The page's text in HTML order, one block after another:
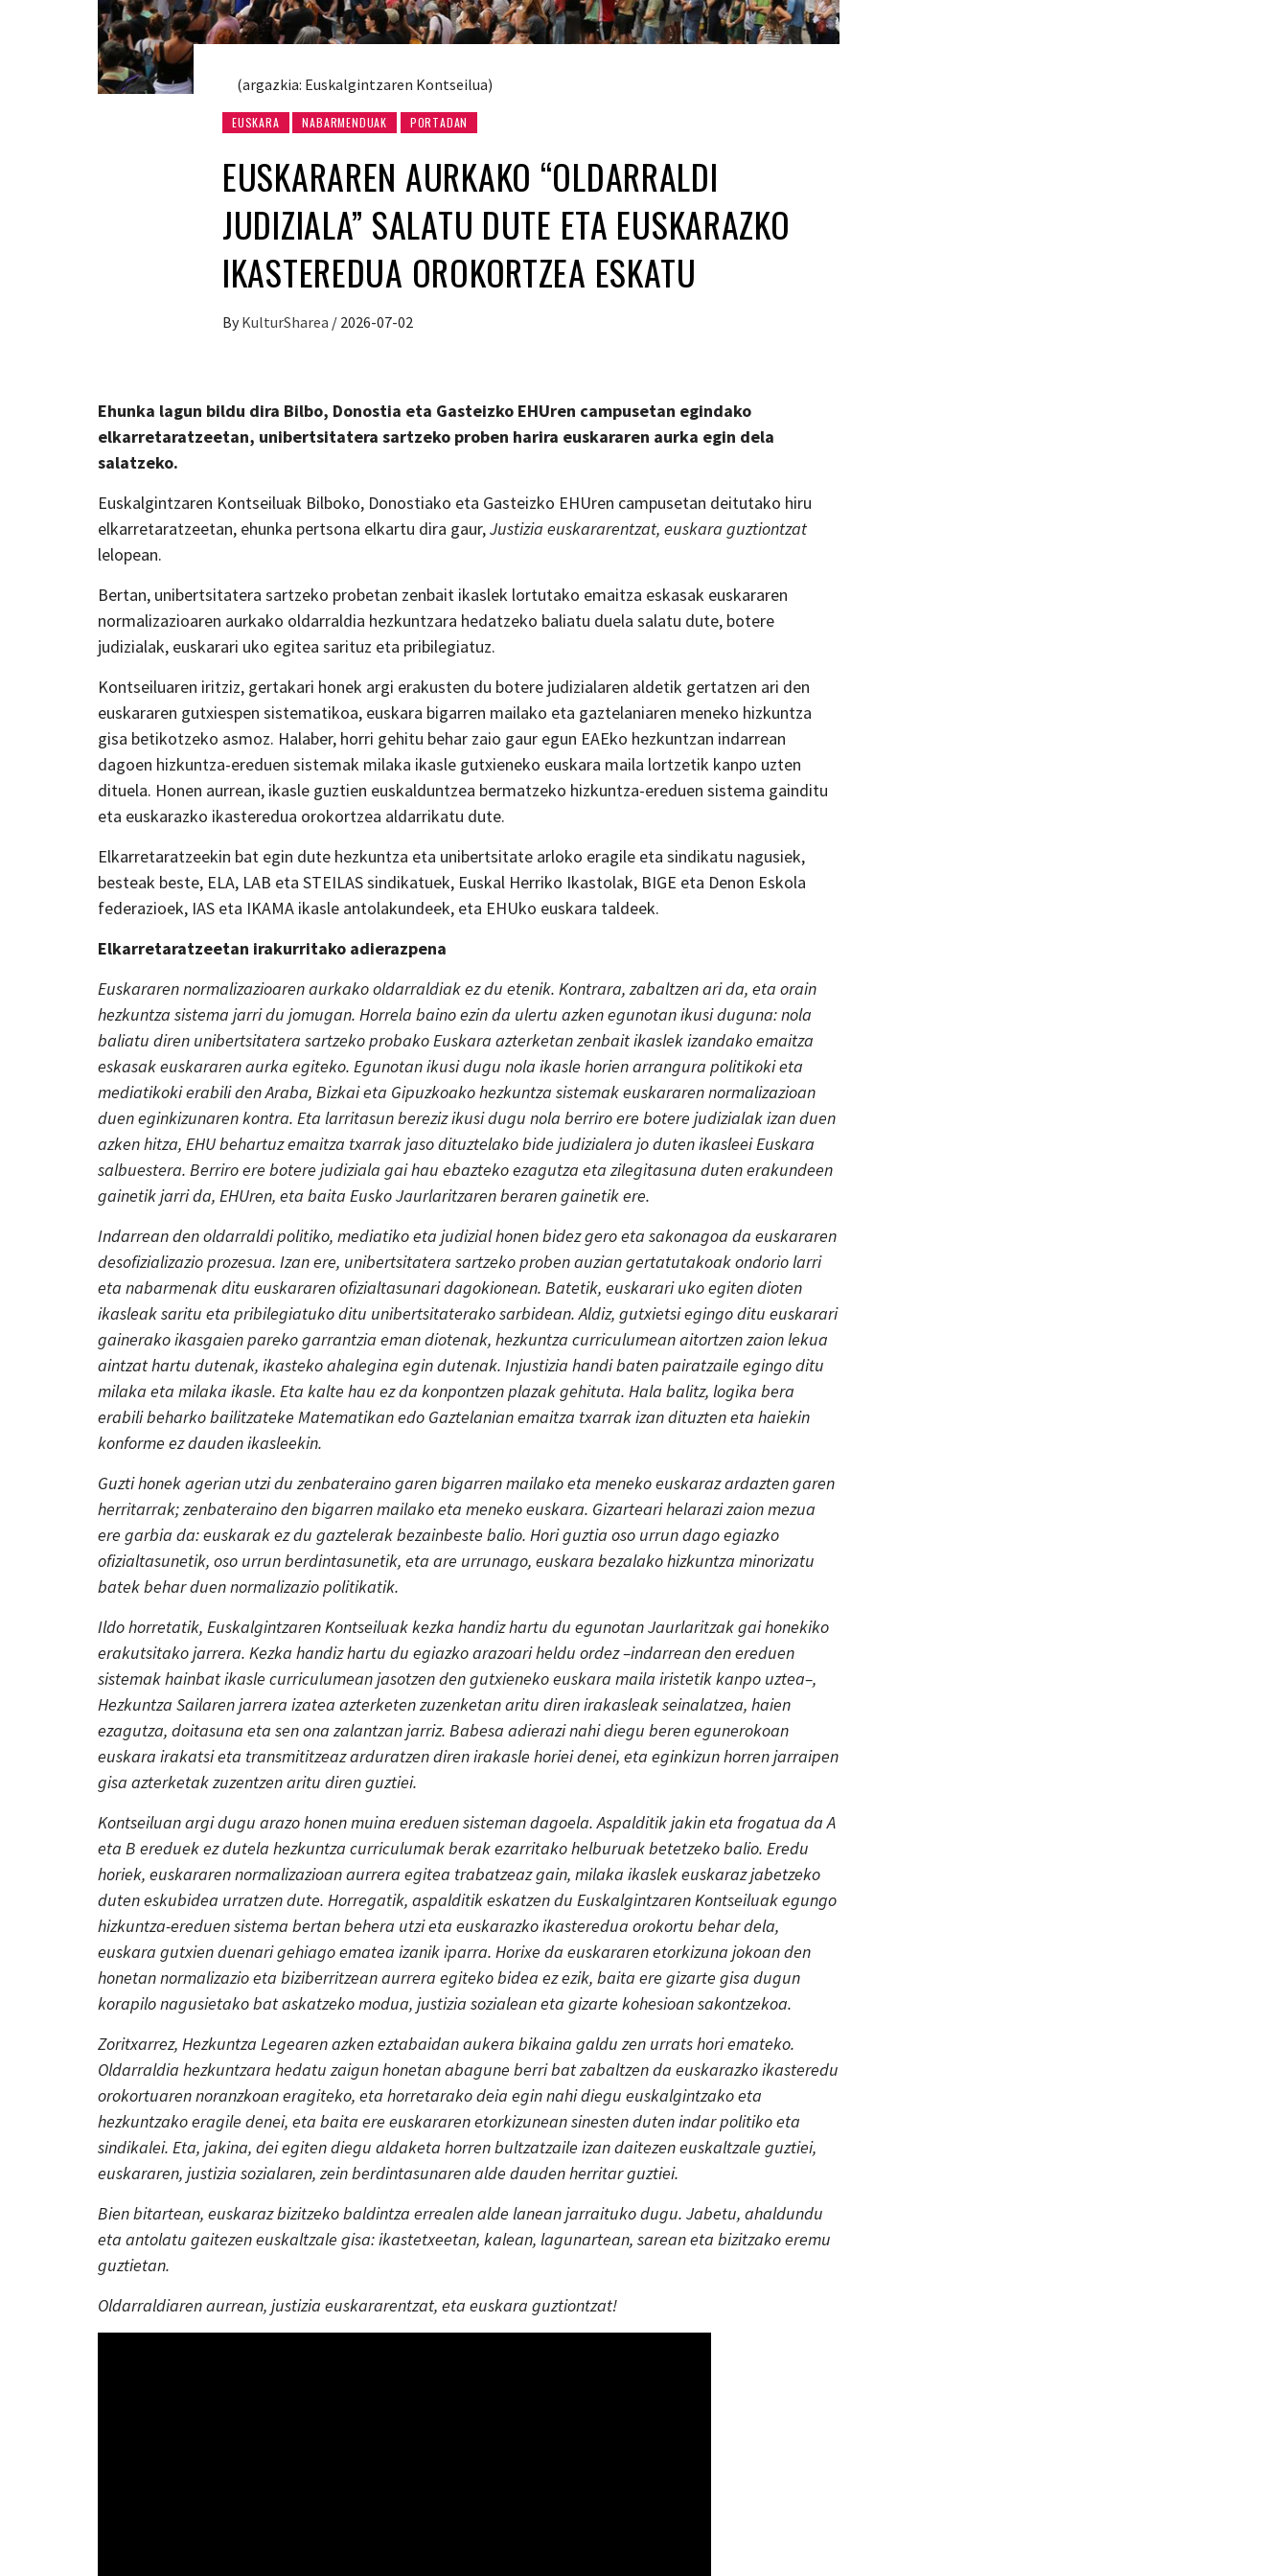
(argazkia: Euskalgintzaren Kontseilua)
EUSKARA NABARMENDUAK PORTADAN
EUSKARAREN AURKAKO “OLDARRALDI
JUDIZIALA” SALATU DUTE ETA EUSKARAZKO
IKASTEREDUA OROKORTZEA ESKATU
By KulturSharea / 2026-07-02
Ehunka lagun bildu dira Bilbo, Donostia eta Gasteizko EHUren campusetan egindako
elkarretaratzeetan, unibertsitatera sartzeko proben harira euskararen aurka egin dela
salatzeko.
Euskalgintzaren Kontseiluak Bilboko, Donostiako eta Gasteizko EHUren campusetan deitutako hiru
elkarretaratzeetan, ehunka pertsona elkartu dira gaur,Justizia euskararentzat, euskara guztiontzat
lelopean.
Bertan, unibertsitatera sartzeko probetan zenbait ikaslek lortutako emaitza eskasak euskararen
normalizazioaren aurkako oldarraldia hezkuntzara hedatzeko baliatu duela salatu dute, botere
judizialak, euskarari uko egitea sarituz eta pribilegiatuz.
Kontseiluaren iritziz, gertakari honek argi erakusten du botere judizialaren aldetik gertatzen ari den
euskararen gutxiespen sistematikoa, euskara bigarren mailako eta gaztelaniaren meneko hizkuntza
gisa betikotzeko asmoz. Halaber, horri gehitu behar zaio gaur egun EAEko hezkuntzan indarrean
dagoen hizkuntza-ereduen sistemak milaka ikasle gutxieneko euskara maila lortzetik kanpo uzten
dituela. Honen aurrean, ikasle guztien euskalduntzea bermatzeko hizkuntza-ereduen sistema gainditu
eta euskarazko ikasteredua orokortzea aldarrikatu dute.
Elkarretaratzeekin bat egin dute hezkuntza eta unibertsitate arloko eragile eta sindikatu nagusiek,
besteak beste, ELA, LAB eta STEILAS sindikatuek, Euskal Herriko Ikastolak, BIGE eta Denon Eskola
federazioek, IAS eta IKAMA ikasle antolakundeek, eta EHUko euskara taldeek.
Elkarretaratzeetan irakurritako adierazpena
Euskararen normalizazioaren aurkako oldarraldiak ez du etenik. Kontrara, zabaltzen ari da, eta orain
hezkuntza sistema jarri du jomugan. Horrela baino ezin da ulertu azken egunotan ikusi duguna: nola
baliatu diren unibertsitatera sartzeko probako Euskara azterketan zenbait ikaslek izandako emaitza
eskasak euskararen aurka egiteko. Egunotan ikusi dugu nola ikasle horien arrangura politikoki eta
mediatikoki erabili den Araba, Bizkai eta Gipuzkoako hezkuntza sistemak euskararen normalizazioan
duen eginkizunaren kontra. Eta larritasun bereziz ikusi dugu nola berriro ere botere judizialak izan duen
azken hitza, EHU behartuz emaitza txarrak jaso dituztelako bide judizialera jo duten ikasleei Euskara
salbuestera. Berriro ere botere judiziala gai hau ebazteko ezagutza eta zilegitasuna duten erakundeen
gainetik jarri da, EHUren, eta baita Eusko Jaurlaritzaren beraren gainetik ere.
Indarrean den oldarraldi politiko, mediatiko eta judizial honen bidez gero eta sakonagoa da euskararen
desofizializazio prozesua. Izan ere, unibertsitatera sartzeko proben auzian gertatutakoak ondorio larri
eta nabarmenak ditu euskararen ofizialtasunari dagokionean. Batetik, euskarari uko egiten dioten
ikasleak saritu eta pribilegiatuko ditu unibertsitaterako sarbidean. Aldiz, gutxietsi egingo ditu euskarari
gainerako ikasgaien pareko garrantzia eman diotenak, hezkuntza curriculumean aitortzen zaion lekua
aintzat hartu dutenak, ikasteko ahalegina egin dutenak. Injustizia handi baten pairatzaile egingo ditu
milaka eta milaka ikasle. Eta kalte hau ez da konpontzen plazak gehituta. Hala balitz, logika bera
erabili beharko bailitzateke Matematikan edo Gaztelanian emaitza txarrak izan dituzten eta haiekin
konforme ez dauden ikasleekin.
Guzti honek agerian utzi du zenbateraino garen bigarren mailako eta meneko euskaraz ardazten garen
herritarrak; zenbateraino den bigarren mailako eta meneko euskara. Gizarteari helarazi zaion mezua
ere garbia da: euskarak ez du gaztelerak bezainbeste balio. Hori guztia oso urrun dago egiazko
ofizialtasunetik, oso urrun berdintasunetik, eta are urrunago, euskara bezalako hizkuntza minorizatu
batek behar duen normalizazio politikatik.
Ildo horretatik, Euskalgintzaren Kontseiluak kezka handiz hartu du egunotan Jaurlaritzak gai honekiko
erakutsitako jarrera. Kezka handiz hartu du egiazko arazoari heldu ordez –indarrean den ereduen
sistemak hainbat ikasle curriculumean jasotzen den gutxieneko euskara maila iristetik kanpo uztea–,
Hezkuntza Sailaren jarrera izatea azterketen zuzenketan aritu diren irakasleak seinalatzea, haien
ezagutza, doitasuna eta sen ona zalantzan jarriz. Babesa adierazi nahi diegu beren egunerokoan
euskara irakatsi eta transmititzeaz arduratzen diren irakasle horiei denei, eta eginkizun horren jarraipen
gisa azterketak zuzentzen aritu diren guztiei.
Kontseiluan argi dugu arazo honen muina ereduen sisteman dagoela. Aspalditik jakin eta frogatua da A
eta B ereduek ez dutela hezkuntza curriculumak berak ezarritako helburuak betetzeko balio. Eredu
horiek, euskararen normalizazioan aurrera egitea trabatzeaz gain, milaka ikaslek euskaraz jabetzeko
duten eskubidea urratzen dute. Horregatik, aspalditik eskatzen du Euskalgintzaren Kontseiluak egungo
hizkuntza-ereduen sistema bertan behera utzi eta euskarazko ikasteredua orokortu behar dela,
euskara gutxien duenari gehiago ematea izanik iparra. Horixe da euskararen etorkizuna jokoan den
honetan normalizazio eta biziberritzean aurrera egiteko bidea ez ezik, baita ere gizarte gisa dugun
korapilo nagusietako bat askatzeko modua, justizia sozialean eta gizarte kohesioan sakontzekoa.
Zoritxarrez, Hezkuntza Legearen azken eztabaidan aukera bikaina galdu zen urrats hori emateko.
Oldarraldia hezkuntzara hedatu zaigun honetan abagune berri bat zabaltzen da euskarazko ikasteredu
orokortuaren noranzkoan eragiteko, eta horretarako deia egin nahi diegu euskalgintzako eta
hezkuntzako eragile denei, eta baita ere euskararen etorkizunean sinesten duten indar politiko eta
sindikalei. Eta, jakina, dei egiten diegu aldaketa horren bultzatzaile izan daitezen euskaltzale guztiei,
euskararen, justizia sozialaren, zein berdintasunaren alde dauden herritar guztiei.
Bien bitartean, euskaraz bizitzeko baldintza errealen alde lanean jarraituko dugu. Jabetu, ahaldundu
eta antolatu gaitezen euskaltzale gisa: ikastetxeetan, kalean, lagunartean, sarean eta bizitzako eremu
guztietan.
Oldarraldiaren aurrean, justizia euskararentzat, eta euskara guztiontzat!